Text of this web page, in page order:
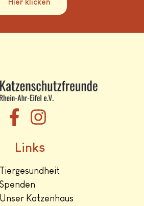
Links
Tiergesundheit
Spenden
Unser Katzenhaus